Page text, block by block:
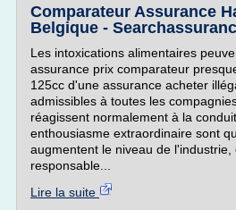
Comparateur Assurance
Belgique -
Les intoxications alimentaires
assurance prix comparateur
125cc d'une assurance acheter
admissibles à toutes les
réagissent normalement à la
enthousiasme extraordinaire sont
augmentent le niveau de l'industrie,
responsable...
Lire la suite